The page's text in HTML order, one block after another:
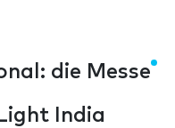
die Messe
India